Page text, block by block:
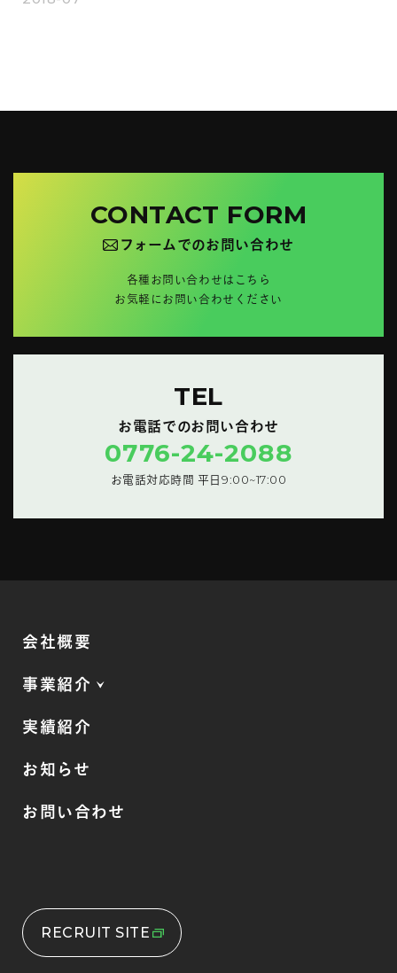
CONTACT FORM
フォームでのお問い合わせ
各種お問い合わせはこちら
お気軽にお問い合わせください
TEL
お電話でのお問い合わせ
0776-24-2088
お電話対応時間 平日9:00~17:00
会社概要
事業紹介
実績紹介
お知らせ
お問い合わせ
RECRUIT SITE